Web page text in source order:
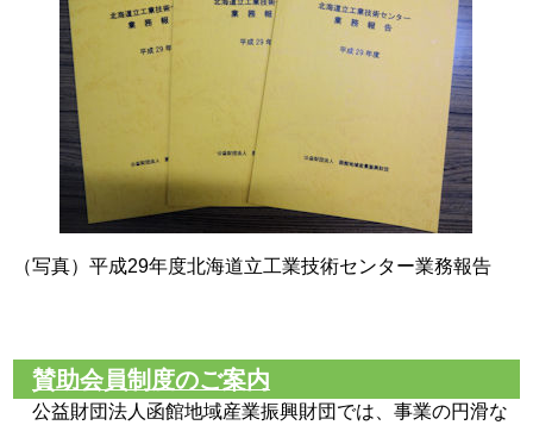
（写真）平成29年度北海道立工業技術センター業務報告
賛助会員制度のご案内
公益財団法人函館地域産業振興財団では、事業の円滑な